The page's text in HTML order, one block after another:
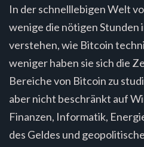
In der schnelllebigen Welt
wenige die nötigen Stunden
verstehen, wie Bitcoin
weniger haben sie sich die
Bereiche von Bitcoin zu
aber nicht beschränkt auf
Finanzen, Informatik,
des Geldes und